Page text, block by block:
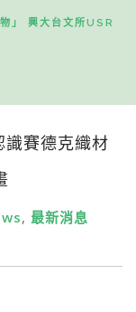
」 興大台文所USR
識賽德克織材
, 最新消息